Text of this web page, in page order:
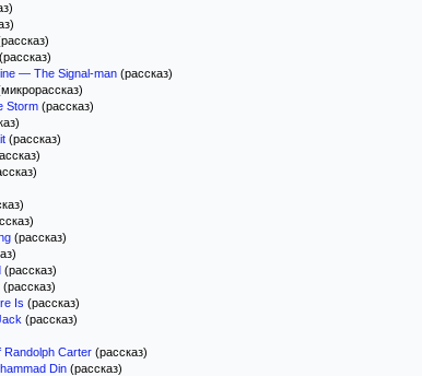
(рассказ)
— The Signal-man (рассказ)
Storm (рассказ)
(рассказ)
(рассказ)
(рассказ)
(рассказ)
Is (рассказ)
(рассказ)
Randolph Carter (рассказ)
Din (рассказ)